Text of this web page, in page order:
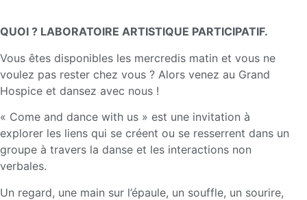
QUOI ? LABORATOIRE ARTISTIQUE PARTICIPATIF.
Vous êtes disponibles les mercredis matin et vous ne
voulez pas rester chez vous ? Alors venez au Grand
Hospice et dansez avec nous !
« Come and dance with us » est une invitation à
explorer les liens qui se créent ou se resserrent dans un
groupe à travers la danse et les interactions non
verbales.
Un regard, une main sur l’épaule, un souffle, un sourire,